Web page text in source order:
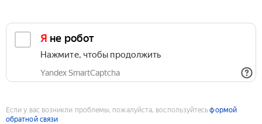
Я не робот
Нажмите, чтобы продолжить
Yandex SmartCaptcha
Если у вас возникли проблемы, пожалуйста, воспользуйтесьформой
обратной связи